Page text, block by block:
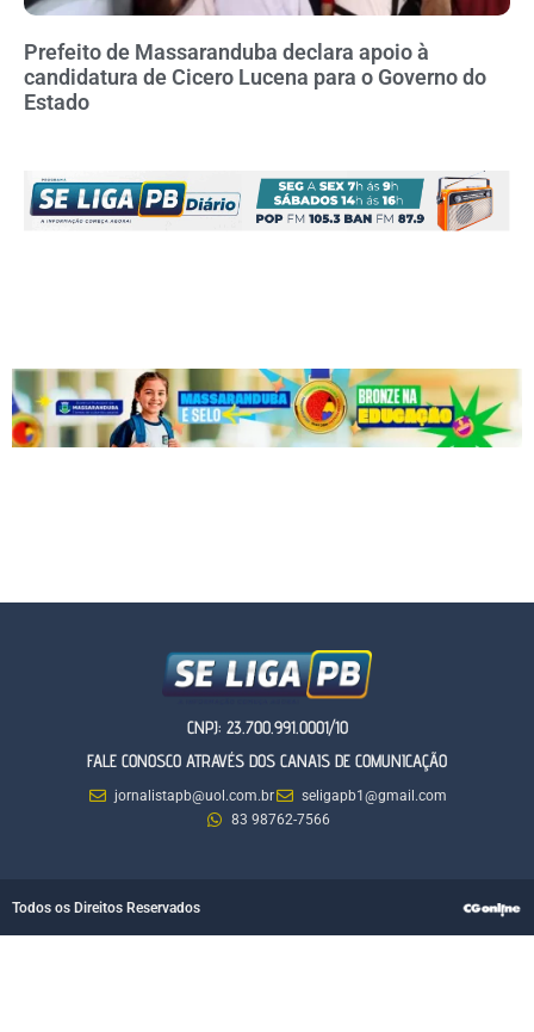
Prefeito de Massaranduba declara apoio à
candidatura de Cicero Lucena para o Governo do
Estado
CNPJ: 23.700.991.0001/10
FALE CONOSCO ATRAVÉS DOS CANAIS DE COMUNICAÇÃO
jornalistapb@uol.com.br
seligapb1@gmail.com
83 98762-7566
Todos os Direitos Reservados